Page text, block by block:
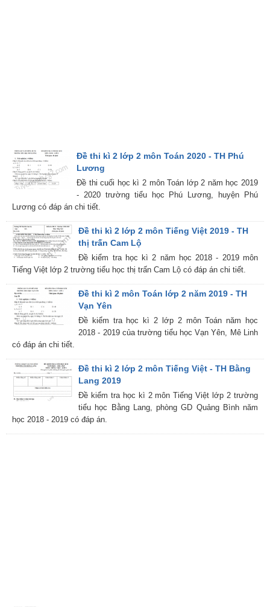
Đề thi kì 2 lớp 2 môn Toán 2020 - TH Phú
Lương
Đề thi cuối học kì 2 môn Toán lớp 2 năm học 2019
- 2020 trường tiểu học Phú Lương, huyện Phú
Lương có đáp án chi tiết.
Đề thi kì 2 lớp 2 môn Tiếng Việt 2019 - TH
thị trấn Cam Lộ
Đề kiểm tra học kì 2 năm học 2018 - 2019 môn
Tiếng Việt lớp 2 trường tiểu học thị trấn Cam Lộ có đáp án chi tiết.
Đề thi kì 2 môn Toán lớp 2 năm 2019 - TH
Vạn Yên
Đề kiểm tra học kì 2 lớp 2 môn Toán năm học
2018 - 2019 của trường tiểu học Vạn Yên, Mê Linh
có đáp án chi tiết.
Đề thi kì 2 lớp 2 môn Tiếng Việt - TH Bằng
Lang 2019
Đề kiểm tra học kì 2 môn Tiếng Việt lớp 2 trường
tiểu học Bằng Lang, phòng GD Quảng Bình năm
học 2018 - 2019 có đáp án.